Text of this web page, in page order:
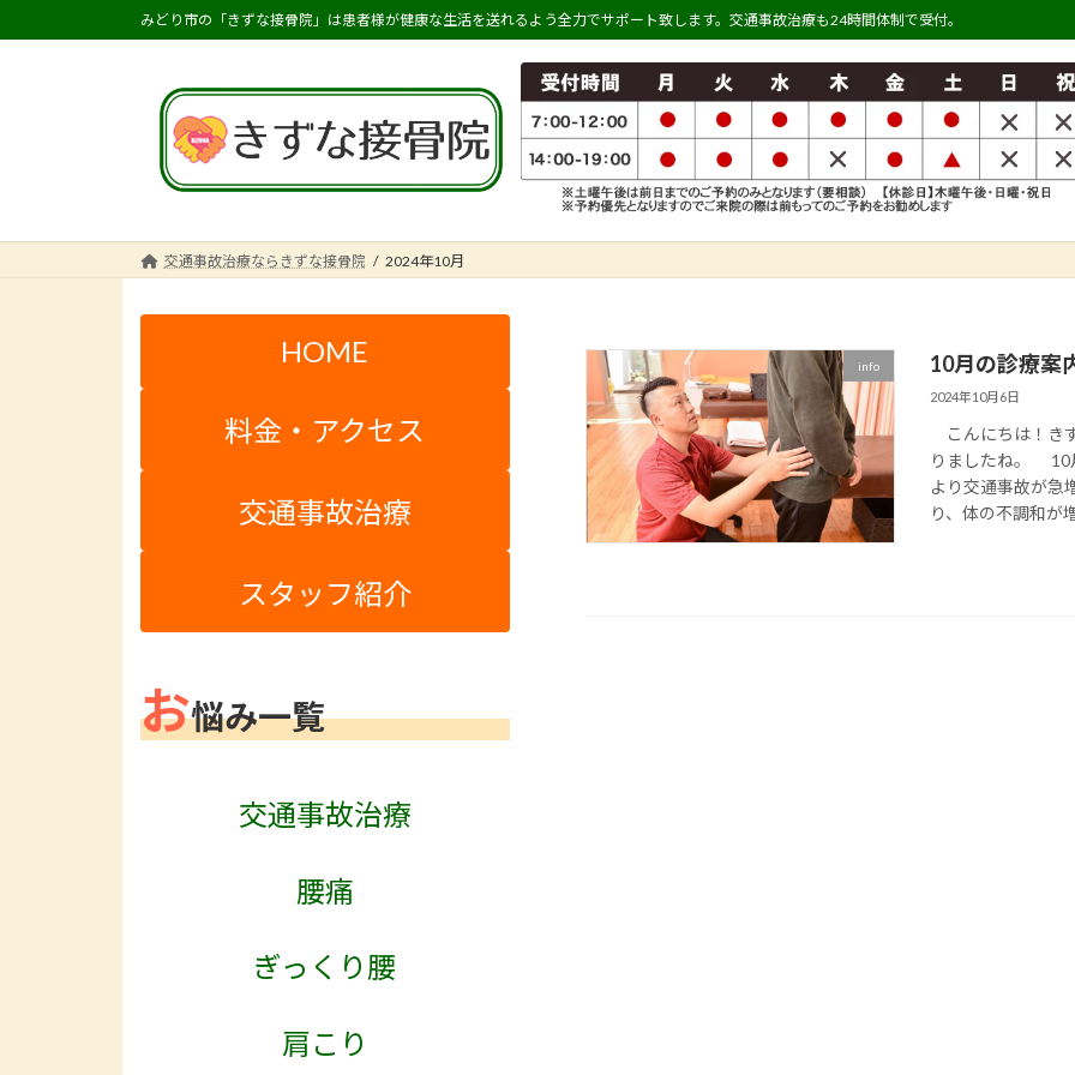
ン
ッ
ビ
移
みどり市の「きずな接骨院」は患者様が健康な生活を送れるよう全力でサポート致します。交通事故治療も24時間体制で受付。
交通事故治療ならきずな接骨院 2024年10月
info 10月の診療案
2024年10月6日
こんにちは！き
りましたね。 10
より交通事故が急
り、体の不調和が
HOME
料金・アクセス
交通事故治療
スタッフ紹介
お悩み一覧
交通事故治療
腰痛
ぎっくり腰
肩こり